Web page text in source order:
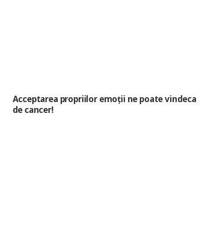
Acceptarea propriilor emoții ne poate vindeca
de cancer!